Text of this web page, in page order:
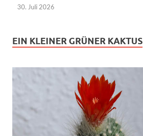
30. Juli 2026
EIN KLEINER GRÜNER KAKTUS